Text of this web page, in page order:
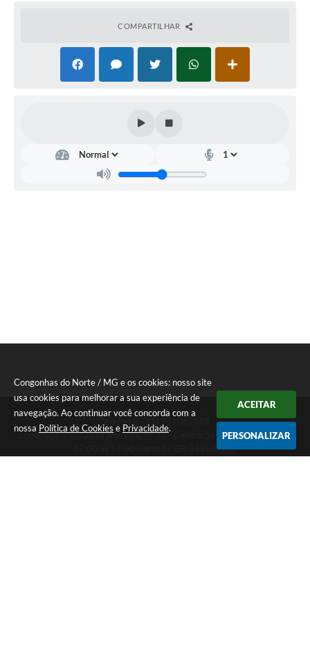
Congonhas do Norte / MG e os cookies: nosso site
usa cookies para melhorar a sua experiência de
navegação. Ao continuar você concorda com a
nossa Política de Cookies e Privacidade.
ACEITAR
PERSONALIZAR
COMPARTILHAR
Endereço: Rua: João Moreira, nº 22 - Centro Segunda a Sexta das
07:00 as 17:00 horas | CEP: 35850-000